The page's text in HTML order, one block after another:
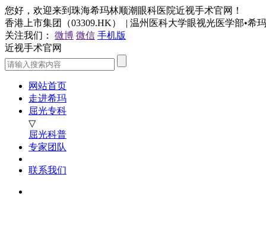
您好，欢迎来到珠海希玛林顺潮眼科医院近视手术官网！
香港上市集团（03309.HK） | 温州医科大学眼视光医学部•希
关注我们：
微博 微信 手机版
近视手术官网
网站首页
走进希玛
屈光专科
▽
屈光科普
专家团队
联系我们